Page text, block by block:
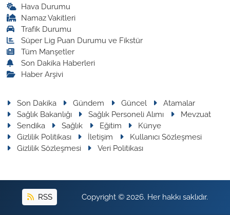
Hava Durumu
Namaz Vakitleri
Trafik Durumu
Süper Lig Puan Durumu ve Fikstür
Tüm Manşetler
Son Dakika Haberleri
Haber Arşivi
Son Dakika Gündem Güncel
Atamalar
Sağlık Bakanlığı
Sağlık Personeli Alımı
Mevzuat
Sendika
Sağlık Eğitim
Künye
Gizlilik Politikası
İletişim
Kullanıcı Sözleşmesi
Gizlilik Sözleşmesi
Veri Politikası
RSS Copyright © 2026. Her hakkı saklıdır.